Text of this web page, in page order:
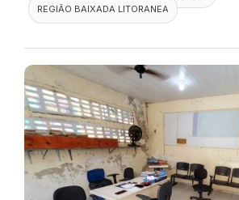
REGIÃO BAIXADA LITORANEA